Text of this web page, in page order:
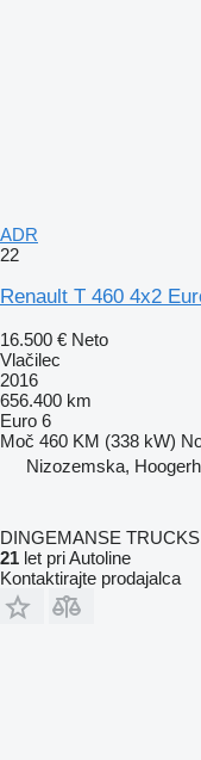
ADR
22
Renault T 460 4x2
16.500 € Neto
Vlačilec
2016
656.400 km
Euro 6
Moč 460 KM (338 kW)
Nizozemska,
DINGEMANSE
21 let pri Autoline
Kontaktirajte prodajalca